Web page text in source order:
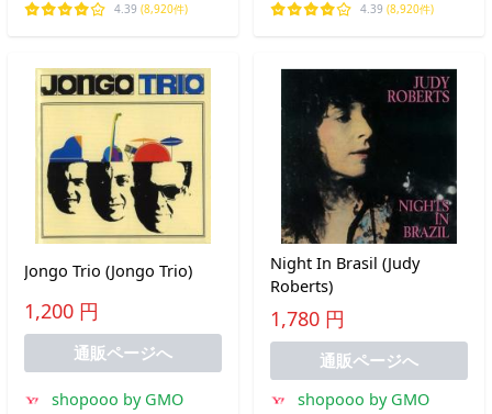
4.39 (8,920件) 4.39 (8,920件)
Jongo Trio (Jongo Trio)
1,200 円
通販ページへ
shopooo by GMO
Night In Brasil (Judy
Roberts)
1,780 円
通販ページへ
shopooo by GMO